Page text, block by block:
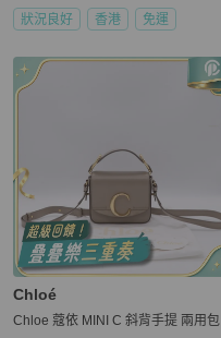
狀況良好 香港 免運
Chloé
Chloe 蔻依 MINI C 斜背手提 兩用包